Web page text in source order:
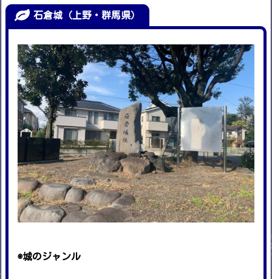
石倉城（上野・群馬県）
◉城のジャンル